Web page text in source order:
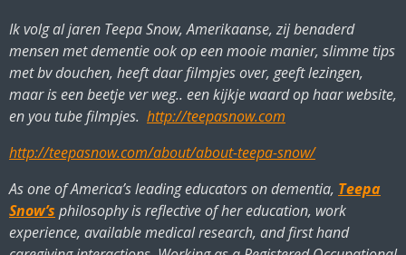
Ik volg al jaren Teepa Snow, Amerikaanse, zij benaderd
mensen met dementie ook op een mooie manier, slimme tips
met bv douchen, heeft daar filmpjes over, geeft lezingen,
maar is een beetje ver weg.. een kijkje waard op haar website,
en you tube filmpjes. http://teepasnow.com
http://teepasnow.com/about/about-teepa-snow/
As one of America’s leading educators on dementia, Teepa
Snow’s philosophy is reflective of her education, work
experience, available medical research, and first hand